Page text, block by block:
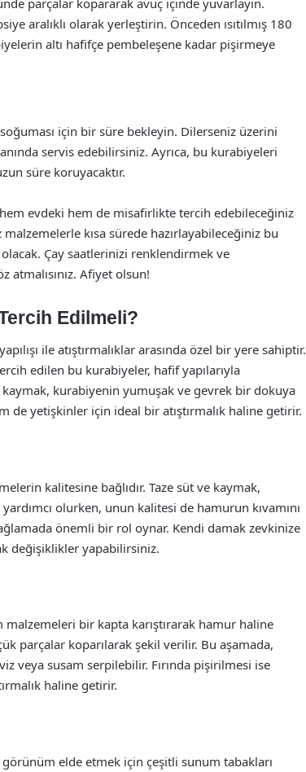
parçalar kopararak avuç içinde yuvarlayın.
aralıklı olarak yerleştirin. Önceden ısıtılmış 180
altı hafifçe pembeleşene kadar pişirmeye
için bir süre bekleyin. Dilerseniz üzerini
servis edebilirsiniz. Ayrıca, bu kurabiyeleri
süre koruyacaktır.
evdeki hem de misafirlikte tercih edebileceğiniz
kısa sürede hazırlayabileceğiniz bu
Çay saatlerinizi renklendirmek ve
Afiyet olsun!
Edilmeli?
ile atıştırmalıklar arasında özel bir yere sahiptir.
edilen bu kurabiyeler, hafif yapılarıyla
kaymak, kurabiyenin yumuşak ve gevrek bir dokuya
de yetişkinler için ideal bir atıştırmalık haline getirir.
kalitesine bağlıdır. Taze süt ve kaymak,
olurken, unun kalitesi de hamurun kıvamını
önemli bir rol oynar. Kendi damak zevkinize
değişiklikler yapabilirsiniz.
malzemeleri bir kapta karıştırarak hamur haline
parçalar koparılarak şekil verilir. Bu aşamada,
veya susam serpilebilir. Fırında pişirilmesi ise
haline getirir.
elde etmek için çeşitli sunum tabakları